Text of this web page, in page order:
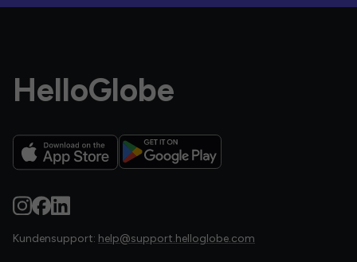
HelloGlobe
Kundensupport: help@support.helloglobe.com